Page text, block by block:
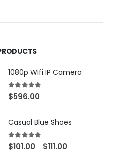
1080p Wifi IP Camera
5.00out of 5
$596.00
Casual Blue Shoes
5.00 out of 5
$101.00 – $111.00